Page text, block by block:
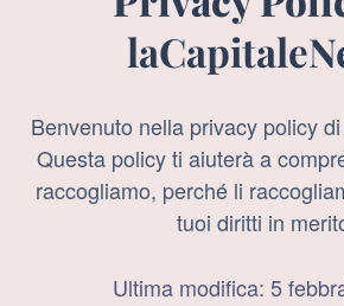
Benvenuto nella privacy policy
Questa policy ti aiuterà a
raccogliamo, perché li
tuoi diritti in
Ultima modifica: 5